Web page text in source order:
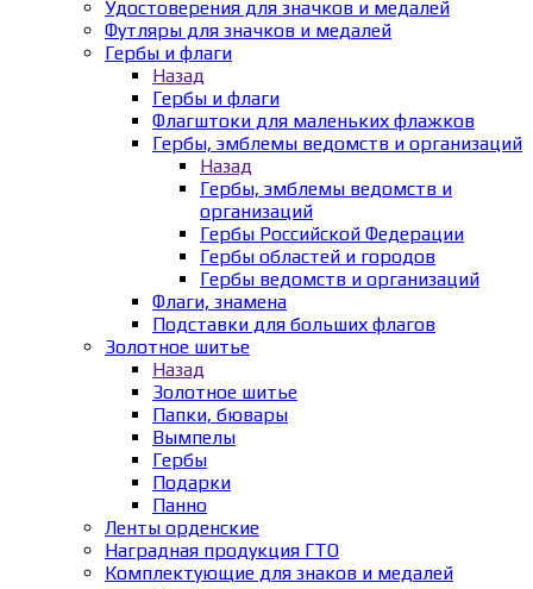
Удостоверения для значков и медалей
Футляры для значков и медалей
Гербы и флаги
Назад
Гербы и флаги
Флагштоки для маленьких флажков
Гербы, эмблемы ведомств и организаций
Назад
Гербы, эмблемы ведомств и
организаций
Гербы Российской Федерации
Гербы областей и городов
Гербы ведомств и организаций
Флаги, знамена
Подставки для больших флагов
Золотное шитье
Назад
Золотное шитье
Папки, бювары
Вымпелы
Гербы
Подарки
Панно
Ленты орденские
Наградная продукция ГТО
Комплектующие для знаков и медалей